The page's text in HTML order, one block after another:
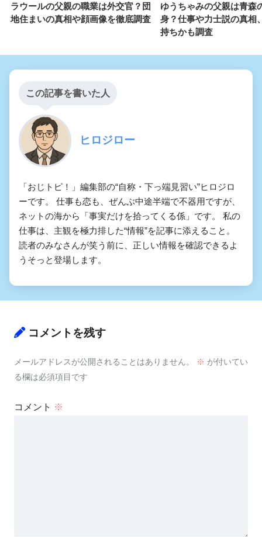
ラウールの父親の職業は外交官？団
地住まいの真相や顔画像を徹底調査
ゆうちゃみの父親は青森
身？仕事や力士説の真相
持ちかも調査
この記事を書いた人
ヒロジロー
「おじトピ！」編集部の“自称・下っ端見習い”ヒロジロ
ーです。 仕事も恋も、ぜんぶ中途半端で不器用ですが、
ネットの海から「事実だけを拾ってくる係」です。 私の
仕事は、主観を極力排した“情報”を記事に添えること。
読者のみなさんが笑う前に、正しい情報を確認できるよ
うそっと登場します。
コメントを残す
メールアドレスが公開されることはありません。 ※ が付いてい
る欄は必須項目です
コメント ※